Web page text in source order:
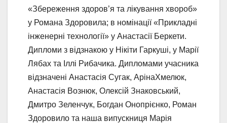
«Збереження здоров’я та лікування хвороб»
у Романа Здоровила; в номінації «Прикладні
інженерні технології» у Анастасії Беркети.
Дипломи з відзнакою у Нікіти Гаркуші, у Марії
Лябах та Іллі Рибачика. Дипломами учасника
відзначені Анастасія Сугак, АрінаХмелюк,
Анастасія Вознюк, Олексій Знаковський,
Дмитро Зеленчук, Богдан Онопрієнко, Роман
Здоровило та наша випускниця Марія